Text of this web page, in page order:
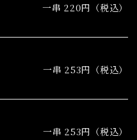
一串 220円（税込）
一串 253円（税込）
一串 253円（税込）